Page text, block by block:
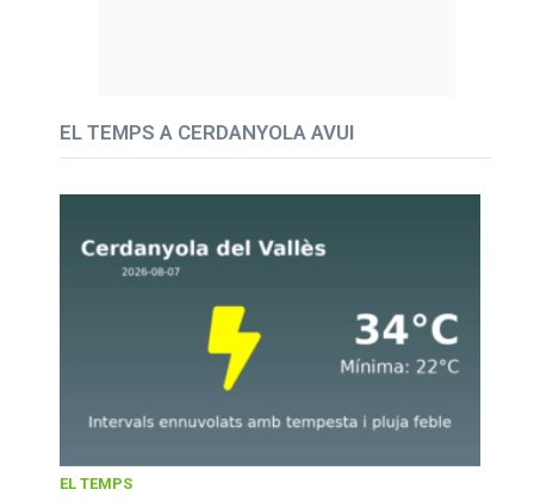
EL TEMPS A CERDANYOLA AVUI
EL TEMPS